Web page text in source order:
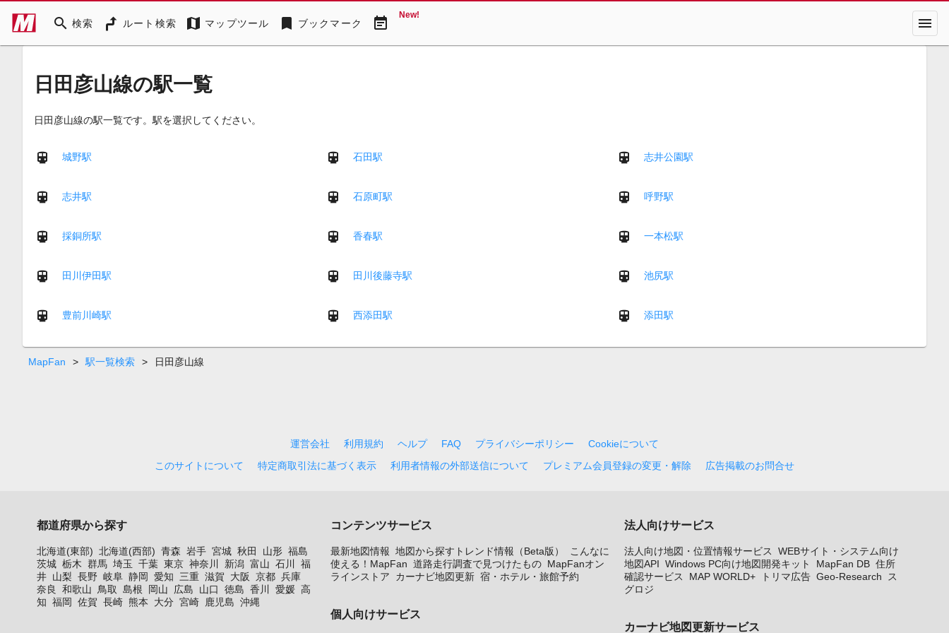
search 検索 ルート検索 map マップツール bookmark ブックマーク event_note New! menu
日田彦山線の駅一覧
日田彦山線の駅一覧です。駅を選択してください。
城野駅 石田駅 志井公園駅
志井駅 石原町駅 呼野駅
採銅所駅 香春駅 一本松駅
田川伊田駅 田川後藤寺駅 池尻駅
豊前川崎駅 西添田駅 添田駅
MapFan > 駅一覧検索 > 日田彦山線
運営会社 利用規約 ヘルプ FAQ プライバシーポリシー
Cookieについて
このサイトについて
特定商取引法に基づく表示 利用者情報の外部送信について プレミアム会員登録の変更・解除 広告掲載のお問合せ
都道府県から探す
北海道(東部) 北海道(西部) 青森 岩手 宮城 秋田 山形 福島
茨城 栃木 群馬 埼玉 千葉 東京 神奈川 新潟 富山 石川
福
井 山梨 長野 岐阜 静岡 愛知 三重 滋賀 大阪 京都 兵庫
奈良
和歌山 鳥取 島根 岡山 広島 山口 徳島 香川 愛媛 高
知 福岡 佐賀 長崎 熊本 大分 宮崎 鹿児島 沖縄
コンテンツサービス
最新地図情報 地図から探すトレンド情報（Beta版）
こんなに
使える！MapFan 道路走行調査で見つけたもの MapFanオン
ラインストア
カーナビ地図更新 宿・ホテル・旅館予約
個人向けサービス
法人向けサービス
法人向け地図・位置情報サービス
WEBサイト・システム向け
地図API Windows PC向け地図開発キット MapFan DB 住所
確認サービス
MAP WORLD+ トリマ広告 Geo-Research
ス
グロジ
カーナビ地図更新サービス